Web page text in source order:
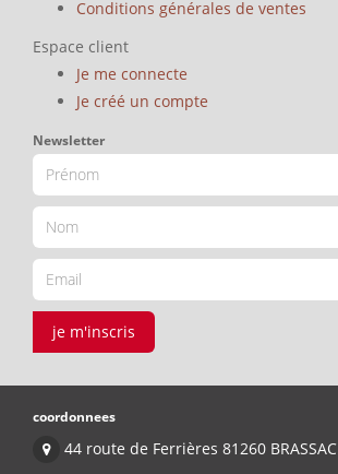
Conditions générales de ventes
Espace client
Je me connecte
Je créé un compte
Newsletter
je m'inscris
coordonnees
44 route de Ferrières 81260 BRASSAC